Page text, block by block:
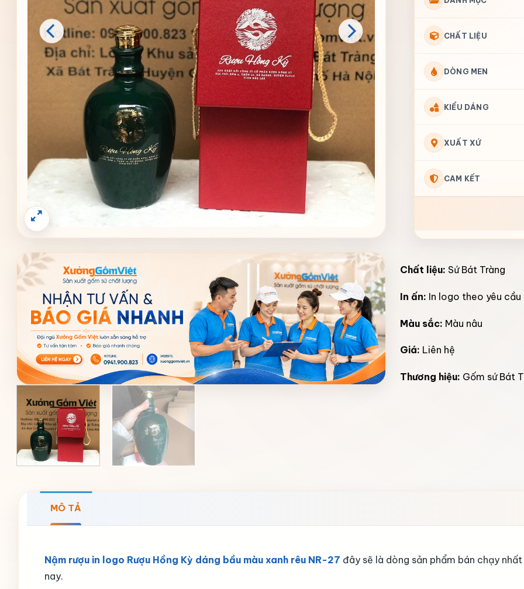
CHẤT LIỆU
DÒNG MEN
KIỂU DÁNG
XUẤT XỨ
CAM KẾT
Chất liệu: Sứ Bát Tràng
In ấn: In logo theo yêu cầu
Màu sắc: Màu nâu
Giá: Liên hệ
Thương hiệu: Gốm sứ Bát
MÔ TẢ
Nậm rượu in logo Rượu Hồng Kỳ dáng bầu màu xanh rêu NR-27 đây sẽ là dòng sản phẩm bán chạy
nay.